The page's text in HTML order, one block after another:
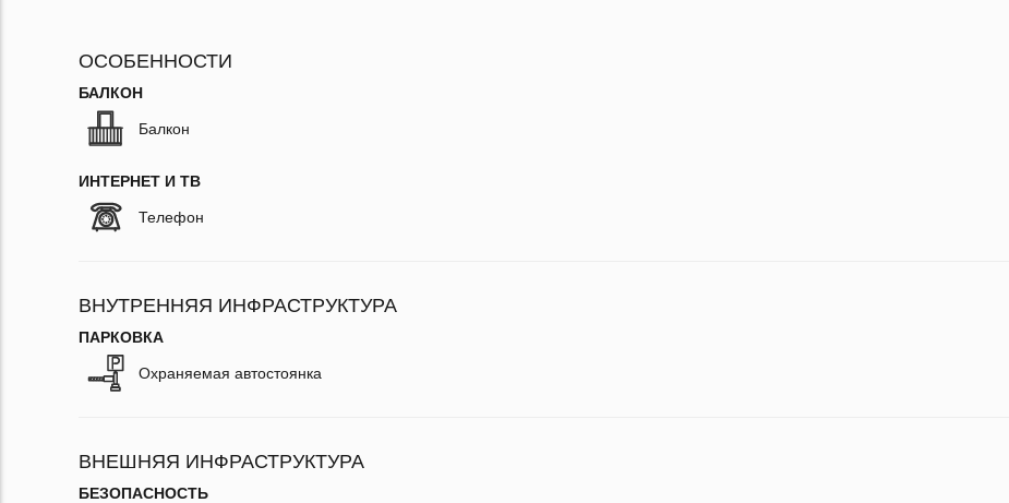
ОСОБЕННОСТИ
БАЛКОН
Балкон
ИНТЕРНЕТ И ТВ
Телефон
ВНУТРЕННЯЯ ИНФРАСТРУКТУРА
ПАРКОВКА
Охраняемая автостоянка
ВНЕШНЯЯ ИНФРАСТРУКТУРА
БЕЗОПАСНОСТЬ